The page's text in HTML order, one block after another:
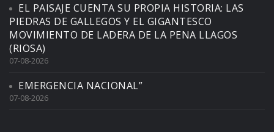
EL PAISAJE CUENTA SU PROPIA HISTORIA: LAS
PIEDRAS DE GALLEGOS Y EL GIGANTESCO
MOVIMIENTO DE LADERA DE LA PENA LLAGOS
(RIOSA)
07-08-2026
EMERGENCIA NACIONAL”
07-08-2026